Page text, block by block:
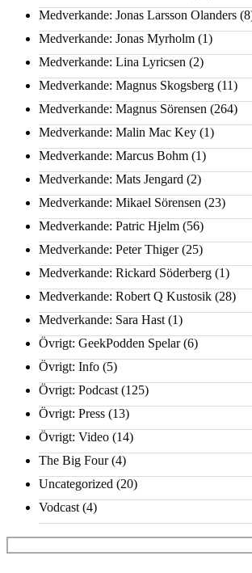
Medverkande: Jonas Larsson Olanders
Medverkande: Jonas Myrholm (1)
Medverkande: Lina Lyricsen (2)
Medverkande: Magnus Skogsberg (11)
Medverkande: Magnus Sörensen (264)
Medverkande: Malin Mac Key (1)
Medverkande: Marcus Bohm (1)
Medverkande: Mats Jengard (2)
Medverkande: Mikael Sörensen (23)
Medverkande: Patric Hjelm (56)
Medverkande: Peter Thiger(25)
Medverkande: Rickard Söderberg (1)
Medverkande: Robert Q Kustosik (28)
Medverkande: Sara Hast (1)
Övrigt: GeekPodden Spelar(6)
Övrigt: Info (5)
Övrigt: Podcast (125)
Övrigt: Press (13)
Övrigt: Video (14)
The Big Four(4)
Uncategorized (20)
Vodcast (4)